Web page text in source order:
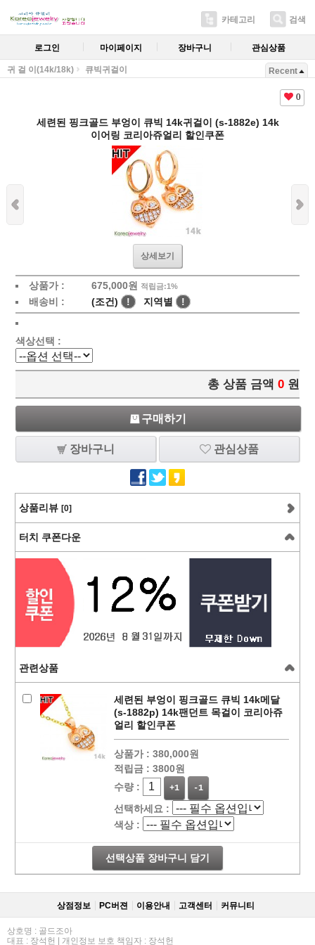
카테고리 검색
로그인 마이페이지 장바구니 관심상품
귀 걸 이(14k/18k) 큐빅귀걸이 Recent
0
세련된 핑크골드 부엉이 큐빅 14k귀걸이 (s-1882e) 14k
이어링 코리아쥬얼리 할인쿠폰
상세보기
상품가 : 675,000원 적립금:1%
배송비 : (조건) ! 지역별 !
색상선택 :
총 상품 금액 0 원
구매하기
장바구니 관심상품
상품리뷰 [0]
터치 쿠폰다운
관련상품
세련된 부엉이 핑크골드 큐빅 14k메달
(s-1882p) 14k팬던트 목걸이 코리아쥬
얼리 할인쿠폰
상품가 : 380,000원
적립금 : 3800원
수량 :
+1 -1
선택하세요 :
색상 :
선택상품 장바구니 담기
상점정보 PC버젼 이용안내 고객센터 커뮤니티
상호명 : 골드조아
대표 : 장석헌 | 개인정보 보호 책임자 : 장석헌